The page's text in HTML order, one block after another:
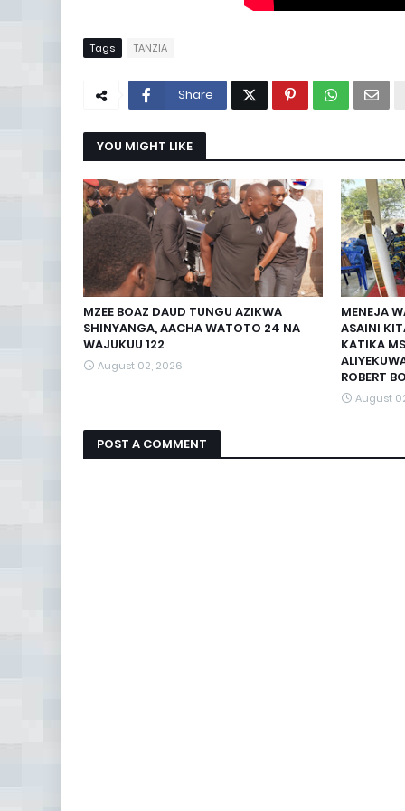
Tags TANZIA
Share
YOU MIGHT LIKE
MZEE BOAZ DAUD TUNGU AZIKWA
SHINYANGA, AACHA WATOTO 24 NA
WAJUKUU 122
August 02, 2026
MENEJA
ASAINI
KATIKA
ROBERT
August
POST A COMMENT